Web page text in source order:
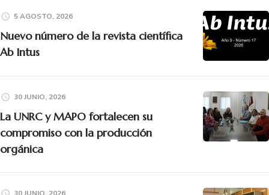
5 AGOSTO, 2026
Nuevo número de la revista científica
Ab Intus
30 JUNIO, 2026
La UNRC y MAPO fortalecen su
compromiso con la producción
orgánica
30 JUNIO, 2026